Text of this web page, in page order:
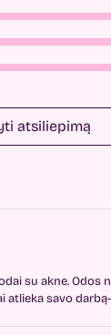
atsiliepimą
su akne. Odos
atlieka savo